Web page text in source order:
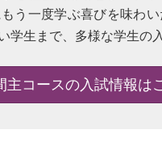
う一度学ぶ喜びを味わ
学生まで、多様な学生の
主コースの入試情報は